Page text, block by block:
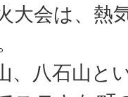
大会は、熱
、八石山と